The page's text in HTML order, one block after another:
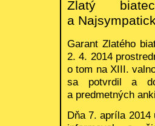
Zlatý
a
Garant Zlatého
2. 4. 2014
o tom na XIII.
sa potvrdil a
a predmetných
Dňa 7. apríla